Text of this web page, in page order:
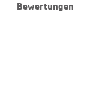
Bewertungen